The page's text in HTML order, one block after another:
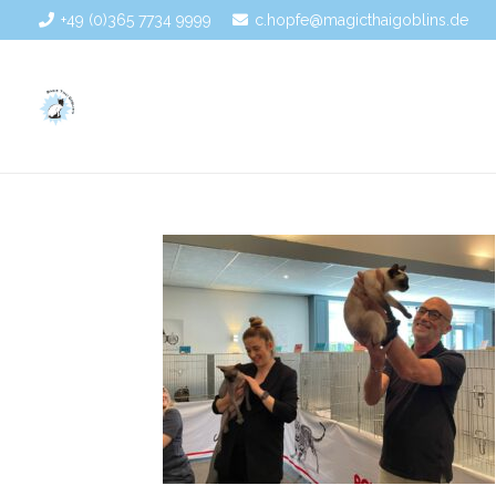
+49 (0)365 7734 9999 c.hopfe@magicthaigoblins.de